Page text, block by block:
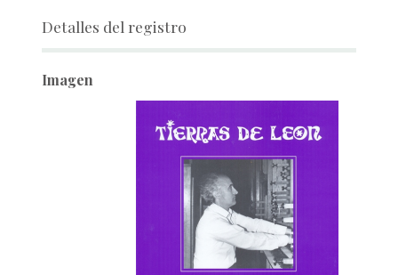
Detalles del registro
Imagen